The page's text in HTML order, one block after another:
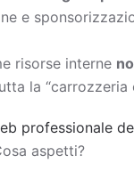
e
risorse interne
la “carrozzeria
professionale
aspetti?